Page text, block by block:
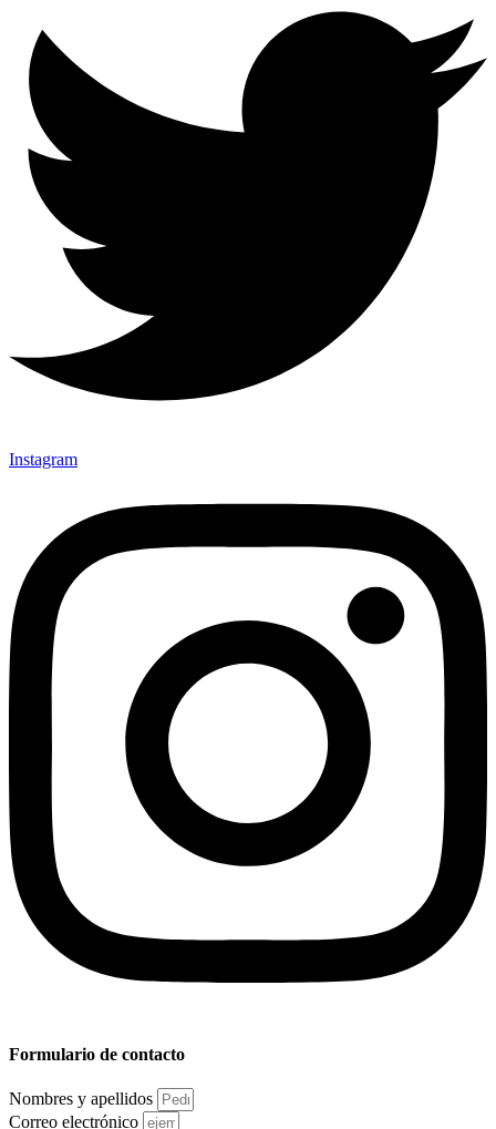
Instagram
Formulario de contacto
Nombres y apellidos
Correo electrónico